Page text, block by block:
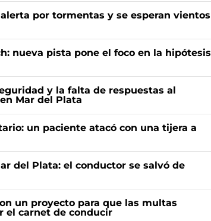
por tormentas y se esperan vientos
nueva pista pone el foco en la hipótesis
y la falta de respuestas al
Mar del Plata
un paciente atacó con una tijera a
del Plata: el conductor se salvó de
un proyecto para que las multas
el carnet de conducir